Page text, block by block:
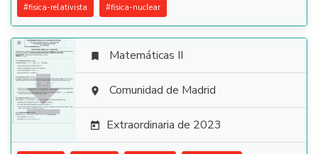
#fisica-relativista #fisica-nuclear

 Matemáticas II
 Comunidad de Madrid
 Extraordinaria de 2023